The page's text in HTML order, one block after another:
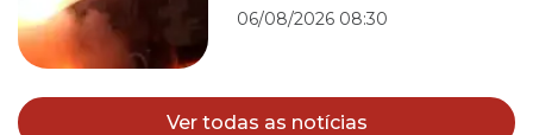
06/08/2026 08:30
Ver todas as notícias